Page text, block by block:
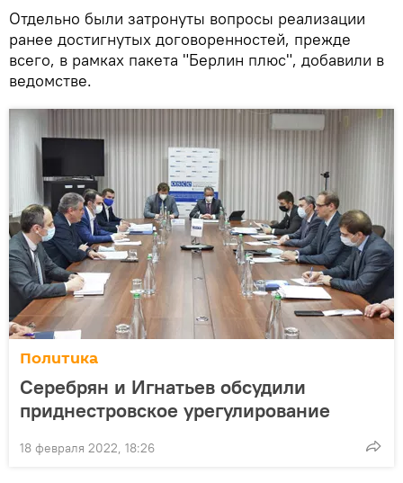
Отдельно были затронуты вопросы реализации
ранее достигнутых договоренностей, прежде
всего, в рамках пакета "Берлин плюс", добавили в
ведомстве.
Политика
Серебрян и Игнатьев обсудили
приднестровское урегулирование
18 февраля 2022, 18:26